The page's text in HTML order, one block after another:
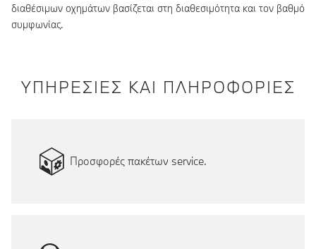
διαθέσιμων οχημάτων βασίζεται στη διαθεσιμότητα και τον βαθμό
συμφωνίας.
ΥΠΗΡΕΣΙΕΣ ΚΑΙ ΠΛΗΡΟΦΟΡΙΕΣ
Προσφορές πακέτων service.